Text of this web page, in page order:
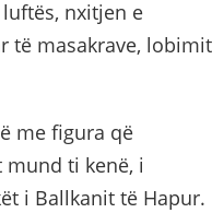
nxitjen e
të masakrave, lobimit
me figura që
ti kenë, i
i Ballkanit të Hapur.